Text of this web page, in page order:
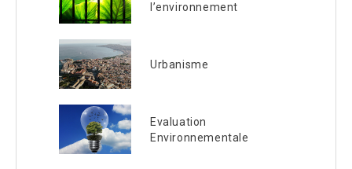
l’environnement
Urbanisme
Evaluation
Environnementale